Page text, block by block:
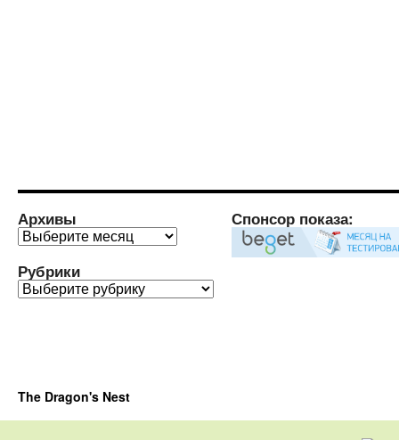
Архивы
Архивы
Рубрики
Рубрики
Спонсор показа:
The Dragon's Nest